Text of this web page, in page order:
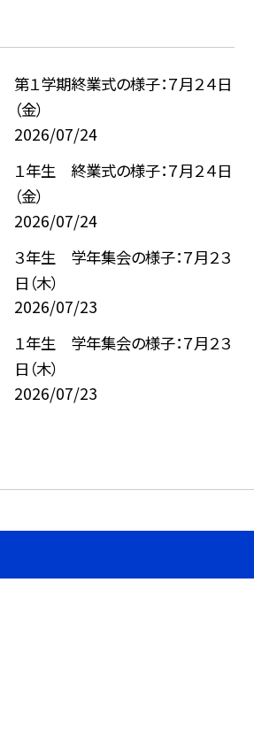
第１学期終業式の様子：７月２４日
（金）
2026/07/24
１年生 終業式の様子：７月２４日
（金）
2026/07/24
３年生 学年集会の様子：７月２３
日（木）
2026/07/23
１年生 学年集会の様子：７月２３
日（木）
2026/07/23